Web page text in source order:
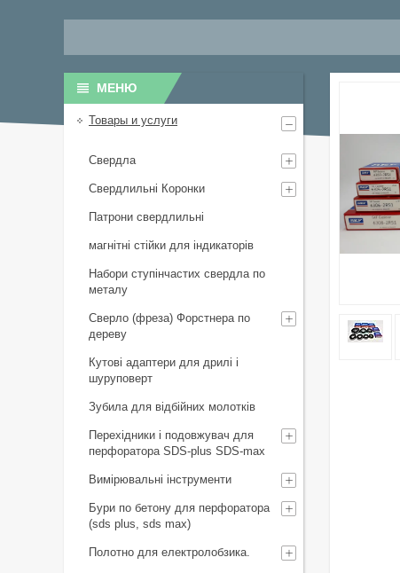
Товары и услуги
Свердла
Свердлильні Коронки
Патрони свердлильні
магнітні стійки для індикаторів
Набори ступінчастих свердла по
металу
Сверло (фреза) Форстнера по
дереву
Кутові адаптери для дрилі і
шуруповерт
Зубила для відбійних молотків
Перехідники і подовжувач для
перфоратора SDS-plus SDS-max
Вимірювальні інструменти
Бури по бетону для перфоратора
(sds plus, sds max)
Полотно для електролобзика.